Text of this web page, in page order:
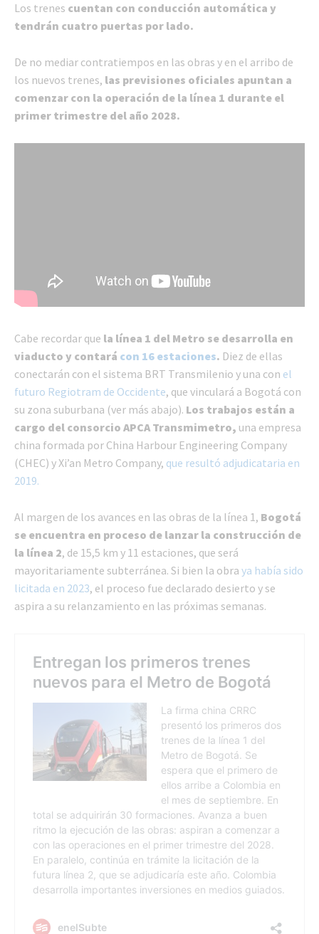
Los trenes cuentan con conducción automática y
tendrán cuatro puertas por lado.
De no mediar contratiempos en las obras y en el arribo de
los nuevos trenes, las previsiones oficiales apuntan a
comenzar con la operación de la línea 1 durante el
primer trimestre del año 2028.
Cabe recordar que la línea 1 del Metro se desarrolla en
viaducto y contará con 16 estaciones. Diez de ellas
conectarán con el sistema BRT Transmilenio y una con el
futuro Regiotram de Occidente, que vinculará a Bogotá con
su zona suburbana (ver más abajo). Los trabajos están a
cargo del consorcio APCA Transmimetro, una empresa
china formada por China Harbour Engineering Company
(CHEC) y Xi’an Metro Company, que resultó adjudicataria en
2019.
Al margen de los avances en las obras de la línea 1, Bogotá
se encuentra en proceso de lanzar la construcción de
la línea 2, de 15,5 km y 11 estaciones, que será
mayoritariamente subterránea. Si bien la obra ya había sido
licitada en 2023, el proceso fue declarado desierto y se
aspira a su relanzamiento en las próximas semanas.